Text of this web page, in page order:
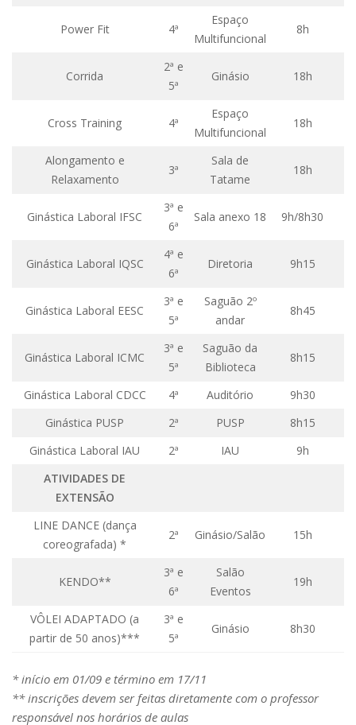
Acessibilidade
Sobre o Campus
Dirigentes
Informações para ingressantes
Fale Conosco
Enviar Mensagem
Power Fit 4ª
Espaço
Multifuncional
8h
Corrida
2ª e
5ª
Ginásio 18h
Cross Training 4ª
Espaço
Multifuncional
18h
Alongamento e
Relaxamento
3ª
Sala de
Tatame
18h
Ginástica Laboral IFSC
3ª e
6ª
Sala anexo 18 9h/8h30
Ginástica Laboral IQSC
4ª e
6ª
Diretoria 9h15
Ginástica Laboral EESC
3ª e
5ª
Saguão 2º
andar
8h45
Ginástica Laboral ICMC
3ª e
5ª
Saguão da
Biblioteca
8h15
Ginástica Laboral CDCC 4ª Auditório
9h30
Ginástica PUSP
2ª PUSP
8h15
Ginástica Laboral IAU
2ª IAU
9h
ATIVIDADES DE
EXTENSÃO
LINE DANCE (dança
coreografada) *
2ª Ginásio/Salão 15h
KENDO**
3ª e
6ª
Salão
Eventos
19h
VÔLEI ADAPTADO (a
partir de 50 anos)***
3ª e
5ª
Ginásio 8h30
* início em 01/09 e término em 17/11
** inscrições devem ser feitas diretamente com o professor
responsável nos horários de aulas